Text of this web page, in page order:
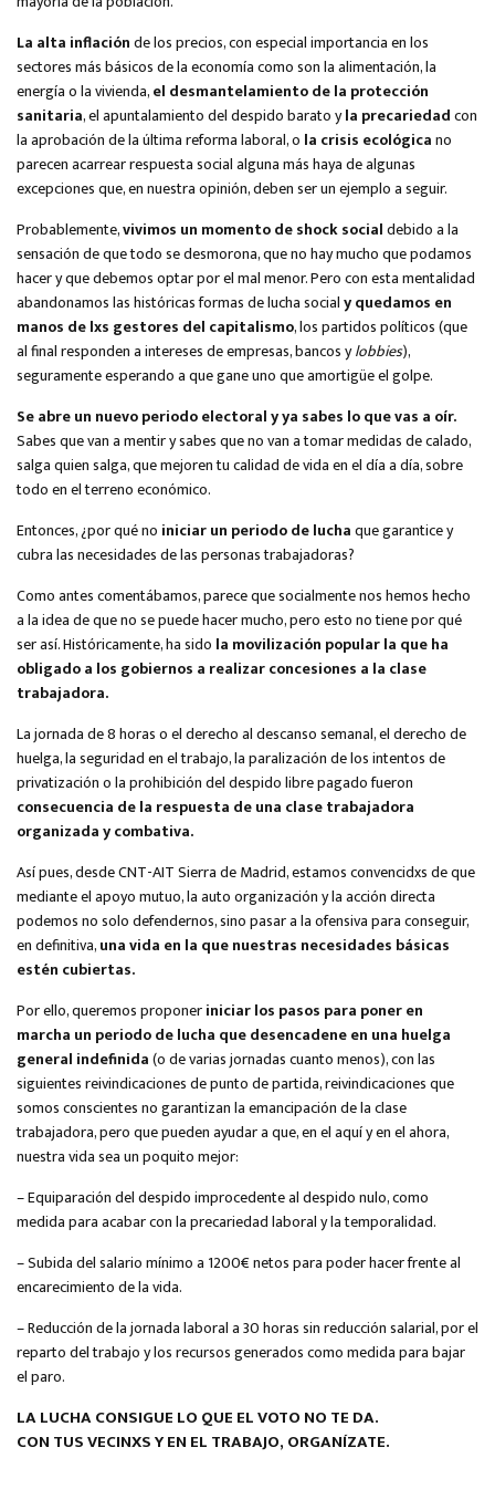
La alta inflaciónde los precios, con especial importancia en los
sectores más básicos de la economía como son la alimentación, la
energía o la vivienda,el desmantelamiento de la protección
sanitaria, el apuntalamiento del despido barato yla precariedadcon
la aprobación de la última reforma laboral, o la crisis ecológicano
parecen acarrear respuesta social alguna más haya de algunas
excepciones que, en nuestra opinión, deben ser un ejemplo a seguir.
Probablemente,vivimos un momento de shock socialdebido a la
sensación de que todo se desmorona, que no hay mucho que podamos
hacer y que debemos optar por el mal menor. Pero con esta mentalidad
abandonamos las históricas formas de lucha socialy quedamos en
manos de lxs gestores del capitalismo, los partidos políticos (que
al final responden a intereses de empresas, bancos ylobbies),
seguramente esperando a que gane uno que amortigüe el golpe.
Se abre un nuevo periodo electoral y ya sabes lo que vas a oír.
Sabes que van a mentir y sabes que no van a tomar medidas de calado,
salga quien salga, que mejoren tu calidad de vida en el día a día, sobre
todo en el terreno económico.
Entonces, ¿por qué no iniciar un periodo de luchaque garantice y
cubra las necesidades de las personas trabajadoras?
Como antes comentábamos, parece que socialmente nos hemos hecho
a la idea de que no se puede hacer mucho, pero esto no tiene por qué
ser así. Históricamente, ha sido la movilización popular la que ha
obligado a los gobiernos a realizar concesiones a la clase
trabajadora.
La jornada de 8 horas o el derecho al descanso semanal, el derecho de
huelga, la seguridad en el trabajo, la paralización de los intentos de
privatización o la prohibición del despido libre pagado fueron
consecuencia de la respuesta de una clase trabajadora
organizada y combativa.
Así pues, desde CNT-AIT Sierra de Madrid, estamos convencidxs de que
mediante el apoyo mutuo, la auto organización y la acción directa
podemos no solo defendernos, sino pasar a la ofensiva para conseguir,
en definitiva,una vida en la que nuestras necesidades básicas
estén cubiertas.
Por ello, queremos proponeriniciar los pasos para poner en
marcha un periodo de lucha que desencadene en una huelga
general indefinida(o de varias jornadas cuanto menos), con las
siguientes reivindicaciones de punto de partida, reivindicaciones que
somos conscientes no garantizan la emancipación de la clase
trabajadora, pero que pueden ayudar a que, en el aquí y en el ahora,
nuestra vida sea un poquito mejor:
– Equiparación del despido improcedente al despido nulo, como
medida para acabar con la precariedad laboral y la temporalidad.
– Subida del salario mínimo a 1200€ netos para poder hacer frente al
encarecimiento de la vida.
– Reducción de la jornada laboral a 30 horas sin reducción salarial, por el
reparto del trabajo y los recursos generados como medida para bajar
el paro.
LA LUCHA CONSIGUE LO QUE EL VOTO NO TE DA.
CON TUS VECINXS Y EN EL TRABAJO, ORGANÍZATE.